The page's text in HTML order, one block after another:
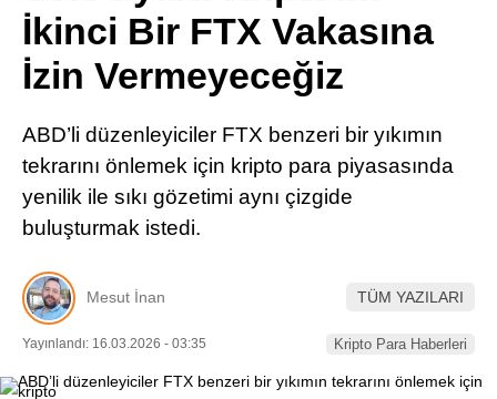
Telegram
İkinci Bir FTX Vakasına
İzin Vermeyeceğiz
ABD’li düzenleyiciler FTX benzeri bir yıkımın
tekrarını önlemek için kripto para piyasasında
yenilik ile sıkı gözetimi aynı çizgide
buluşturmak istedi.
Mesut İnan TÜM YAZILARI
Yayınlandı: 16.03.2026 - 03:35 Kripto Para Haberleri